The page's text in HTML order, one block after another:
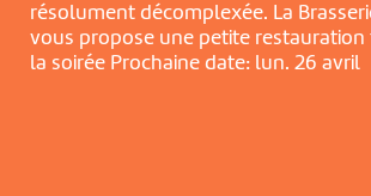
résolument décomplexée. La
vous propose une petite
la soirée Prochaine date: lun. 26 avril